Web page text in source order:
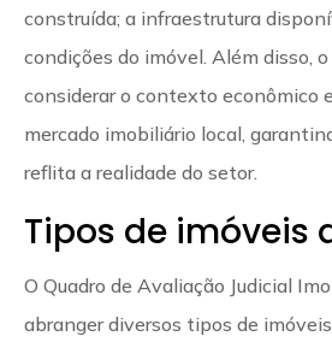
construída; a infraestrutura
condições do imóvel. Além disso,
considerar o contexto econômico
mercado imobiliário local,
reflita a realidade do setor.
Tipos de imóveis
O Quadro de Avaliação Judicial
abranger diversos tipos de